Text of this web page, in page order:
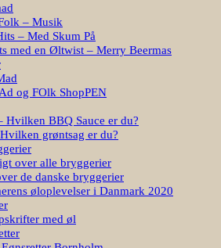
– Musik
– Med Skum På
med en Øltwist – Merry Beermas
og FOlk ShopPEN
Hvilken BBQ Sauce er du?
grøntsag er du?
over alle bryggerier
de danske bryggerier
øloplevelser i Danmark 2020
med øl